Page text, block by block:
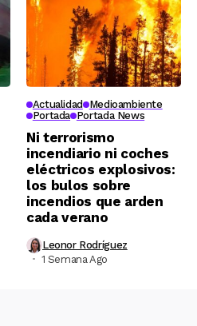
Actualidad Medioambiente
Portada Portada News
Ni terrorismo
incendiario ni coches
eléctricos explosivos:
los bulos sobre
incendios que arden
cada verano
Leonor Rodríguez
1 Semana Ago